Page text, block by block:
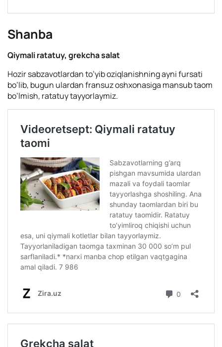
Shanba
Qiymali ratatuy, grekcha salat
Hozir sabzavotlardan to’yib oziqlanishning ayni fursati
bo’lib, bugun ulardan fransuz oshxonasiga mansub taom
bo’lmish, ratatuy tayyorlaymiz.